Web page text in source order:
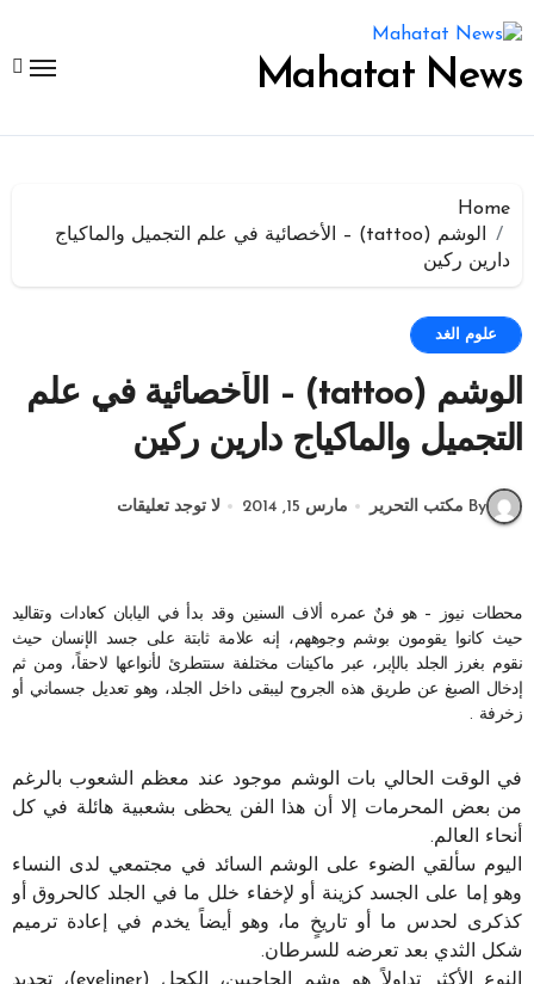
إلى
المحتوى
Mahatat News
Home
الوشم (tattoo) – الأخصائية في علم التجميل والماكياج
دارين ركين
علوم الغد
الوشم (tattoo) – الأخصائية في علم
التجميل والماكياج دارين ركين
By مكتب التحرير مارس 15, 2014 لا توجد تعليقات
محطات نيوز – هو فنٌ عمره ألاف السنين وقد بدأ في اليابان كعادات وتقاليد
حيث كانوا يقومون بوشم وجوههم، إنه علامة ثابتة على جسد الإنسان حيث
نقوم بغرز الجلد بالإبر، عبر ماكينات مختلفة سنتطرئ لأنواعها لاحقاً، ومن ثم
إدخال الصبغ عن طريق هذه الجروح ليبقى داخل الجلد، وهو تعديل جسماني أو
زخرفة .
في الوقت الحالي بات الوشم موجود عند معظم الشعوب بالرغم
من بعض المحرمات إلا أن هذا الفن يحظى بشعبية هائلة في كل
أنحاء العالم.
اليوم سألقي الضوء على الوشم السائد في مجتمعي لدى النساء
وهو إما على الجسد كزينة أو لإخفاء خلل ما في الجلد كالحروق أو
كذكرى لحدس ما أو تاريخٍ ما، وهو أيضاً يخدم في إعادة ترميم
شكل الثدي بعد تعرضه للسرطان.